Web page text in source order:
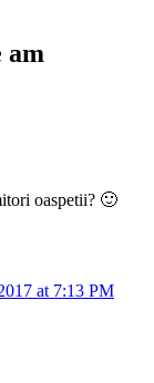
am
oaspetii? 🙂
at 7:13 PM